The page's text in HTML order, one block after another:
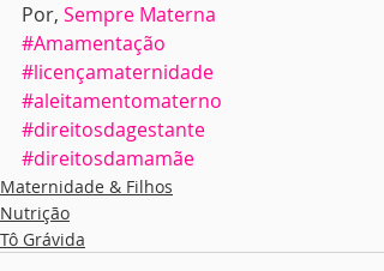
Por, Sempre Materna
#Amamentação
#licençamaternidade
#aleitamentomaterno
#direitosdagestante
#direitosdamamãe
Maternidade & Filhos
Nutrição
Tô Grávida